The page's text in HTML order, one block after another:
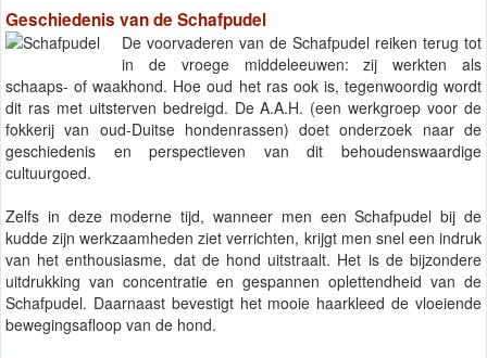
Geschiedenis van de Schafpudel
De voorvaderen van de Schafpudel reiken terug tot
in de vroege middeleeuwen: zij werkten als
schaaps- of waakhond. Hoe oud het ras ook is, tegenwoordig wordt
dit ras met uitsterven bedreigd. De A.A.H. (een werkgroep voor de
fokkerij van oud-Duitse hondenrassen) doet onderzoek naar de
geschiedenis en perspectieven van dit behoudenswaardige
cultuurgoed.
Zelfs in deze moderne tijd, wanneer men een Schafpudel bij de
kudde zijn werkzaamheden ziet verrichten, krijgt men snel een indruk
van het enthousiasme, dat de hond uitstraalt. Het is de bijzondere
uitdrukking van concentratie en gespannen oplettendheid van de
Schafpudel. Daarnaast bevestigt het mooie haarkleed de vloeiende
bewegingsafloop van de hond.